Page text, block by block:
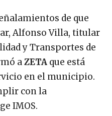
de que
Alfonso Villa, titular
y Transportes de
aZETA que está
en el municipio.
con la
IMOS.